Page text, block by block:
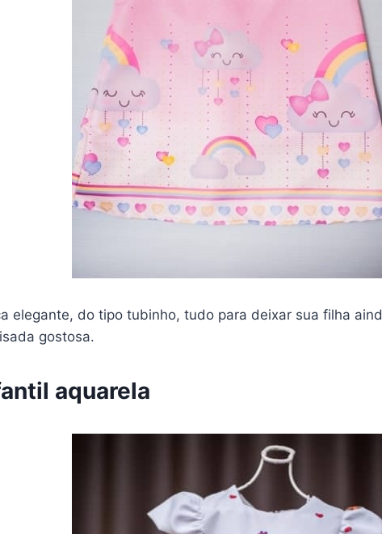
elegante, do tipo tubinho, tudo para deixar sua filha
gostosa.
aquarela